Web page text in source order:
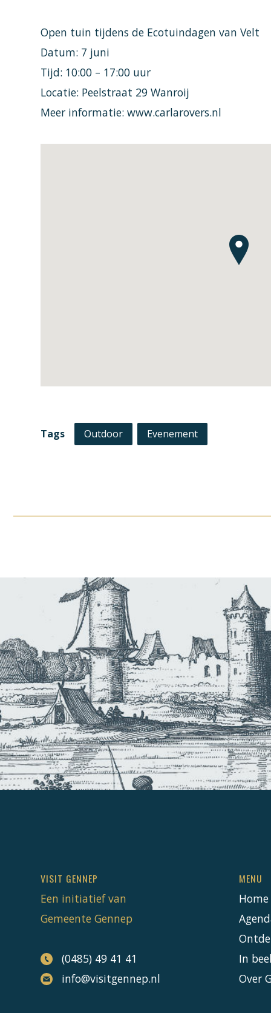
Open tuin tijdens de Ecotuindagen van Velt
Datum: 7 juni
Tijd: 10:00 – 17:00 uur
Locatie: Peelstraat 29 Wanroij
Meer informatie:www.carlarovers.nl
Tags Outdoor Evenement
VISIT GENNEP
Een initiatief van
Gemeente Gennep
(0485) 49 41 41
info@visitgennep.nl
MENU
Home
In
Over